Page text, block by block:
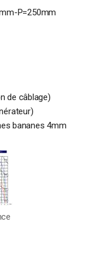
P=250mm
de câblage)
bananes 4mm